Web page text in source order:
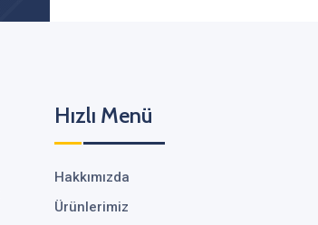
Hızlı Menü
Hakkımızda
Ürünlerimiz